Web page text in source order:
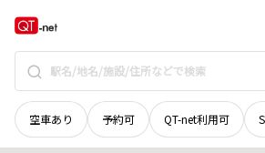
空車あり 予約可 QT-net利用可
北海道